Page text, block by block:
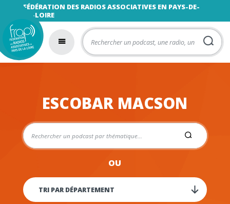
FÉDÉRATION DES RADIOS ASSOCIATIVES EN PAYS-DE-
LA-LOIRE
ESCOBAR MACSON
OU